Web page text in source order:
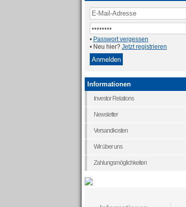
• Passwort vergessen
• Neu hier? Jetzt registrieren
Informationen
Investor Relations
Newsletter
Versandkosten
Wir über uns
Zahlungsmöglichkeiten